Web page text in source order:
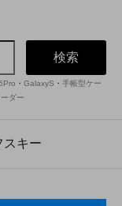
検索
・ GalaxyS ・ 手帳型ケー
ーダー
スキー